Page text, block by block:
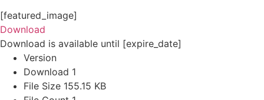
[featured_image]
Download
Download is available until [expire_date]
Version
Download 1
File Size 155.15 KB